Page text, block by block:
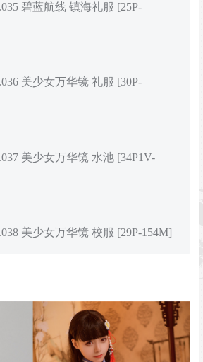
碧蓝航线 镇海礼服 [25P-
美少女万华镜 礼服 [30P-
美少女万华镜 水池 [34P1V-
美少女万华镜 校服 [29P-154M]